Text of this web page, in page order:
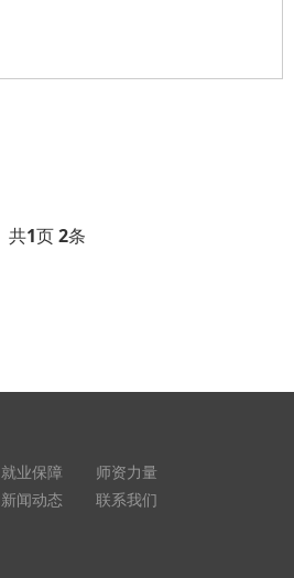
共1页2条
就业保障
师资力量
新闻动态 联系我们